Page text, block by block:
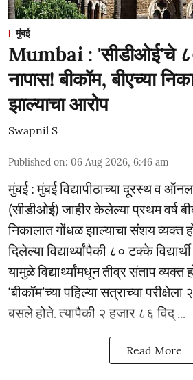
मुंबई
Mumbai : 'सीडीओई'चे ८०
नापास! बीकॉम, बीएच्या
झाल्याचा आरोप
Swapnil S
Published on: 06 Aug 2026, 6:46 am
मुंबई : मुंबई विद्यापीठाच्या दूरस्थ व
(सीडीओई) जाहीर केलेल्या प्रथम वर्ष
निकालात गोंधळ झाल्याचा संशय व्यक्त
दिलेल्या विद्यार्थ्यांपैकी ८० टक्के
यामुळे विद्यार्थ्यांमधून तीव्र संताप
‘बीकॉम’च्या पहिल्या सत्राच्या परीक्षेला
बसले होते. त्यापैकी २ हजार ८६ विद् ...
Read More